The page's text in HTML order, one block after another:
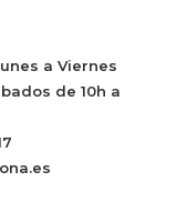
a Viernes
de 10h a